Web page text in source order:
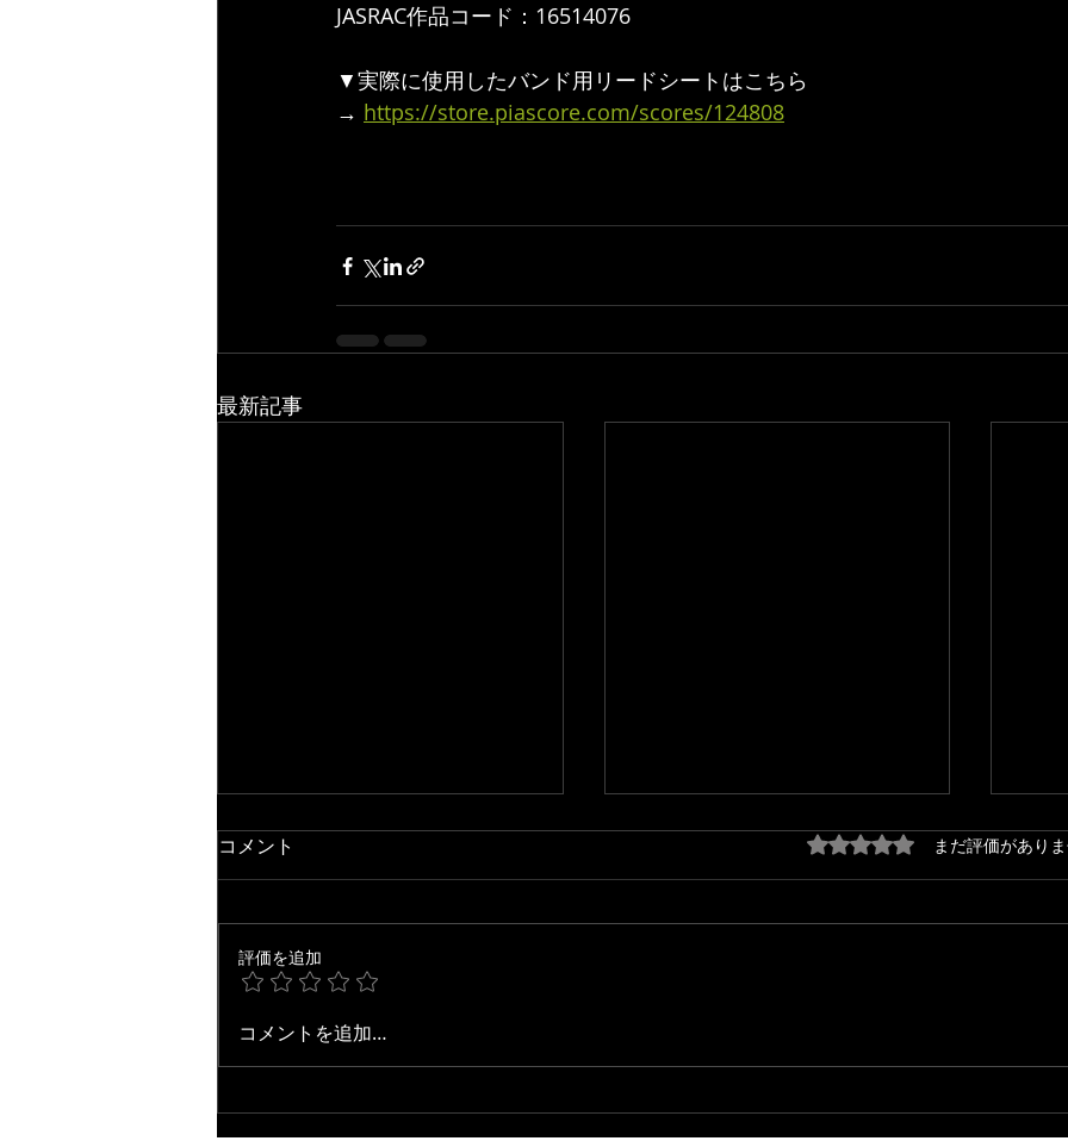
JASRAC作品コード：16514076
▼実際に使用したバンド用リードシートはこちら
→ https://store.piascore.com/scores/124808
最新記事
【ジャズ・アドリブ研究】
Jean de Fleur / Grant Green
開始！！
活
💿🎉
コメント 5つ星のうち0と評価され
まだ評価があり
評価を追加
コメントを追加…